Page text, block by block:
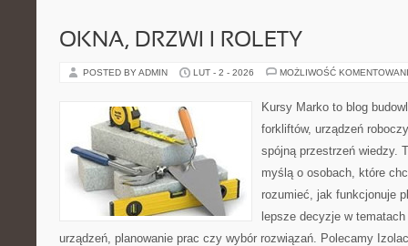
OKNA, DRZWI I ROLETY
POSTED BY ADMIN LUT - 2 - 2026 MOŻLIWOŚĆ
Kursy Marko to blog
forkliftów, urządzeń
spójną przestrzeń wiedzy.
myślą o osobach, które
rozumieć, jak funkcjonuje
lepsze decyzje w
urządzeń, planowanie prac czy wybór rozwiązań. Polecamy